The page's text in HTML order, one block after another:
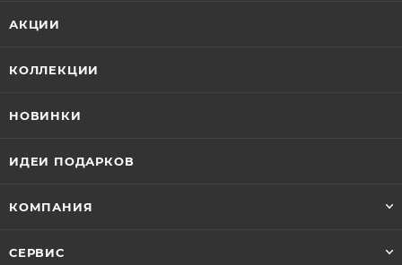
АКЦИИ
КОЛЛЕКЦИИ
НОВИНКИ
ИДЕИ ПОДАРКОВ
КОМПАНИЯ
СЕРВИС